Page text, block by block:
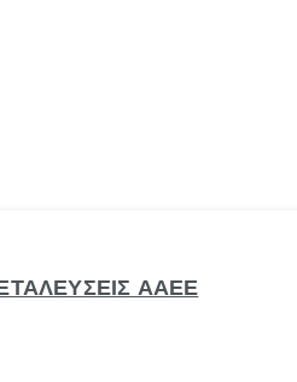
ΑΑΕΕ